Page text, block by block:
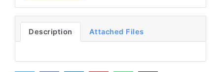
Description Attached Files